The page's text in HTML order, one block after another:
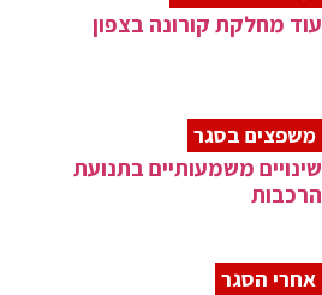
עוד מחלקת קורונה בצפון
משפצים בסגר
שינויים משמעותיים בתנועת
הרכבות
אחרי הסגר